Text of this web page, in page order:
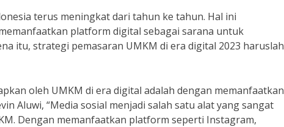
terus meningkat dari tahun ke tahun. Hal ini
platform digital sebagai sarana untuk
itu, strategi pemasaran UMKM di era digital 2023 haruslah
oleh UMKM di era digital adalah dengan memanfaatkan
Aluwi, “Media sosial menjadi salah satu alat yang sangat
Dengan memanfaatkan platform seperti Instagram,